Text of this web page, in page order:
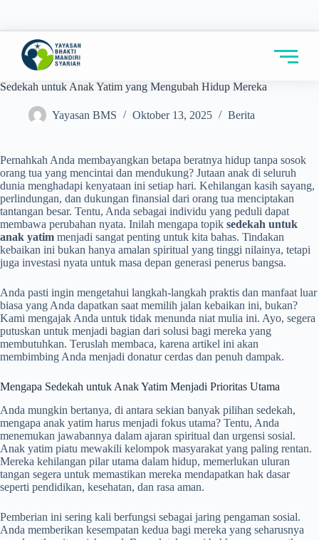
Sedekah untuk Anak Yatim yang Mengubah Hidup Mereka
Yayasan BMS Oktober 13, 2025 Berita
Pernahkah Anda membayangkan betapa beratnya hidup tanpa sosok
orang tua yang mencintai dan mendukung? Jutaan anak di seluruh
dunia menghadapi kenyataan ini setiap hari. Kehilangan kasih sayang,
perlindungan, dan dukungan finansial dari orang tua menciptakan
tantangan besar. Tentu, Anda sebagai individu yang peduli dapat
membawa perubahan nyata. Inilah mengapa topik sedekah untuk
anak yatim menjadi sangat penting untuk kita bahas. Tindakan
kebaikan ini bukan hanya amalan spiritual yang tinggi nilainya, tetapi
juga investasi nyata untuk masa depan generasi penerus bangsa.
Anda pasti ingin mengetahui langkah-langkah praktis dan manfaat luar
biasa yang Anda dapatkan saat memilih jalan kebaikan ini, bukan?
Kami mengajak Anda untuk tidak menunda niat mulia ini. Ayo, segera
putuskan untuk menjadi bagian dari solusi bagi mereka yang
membutuhkan. Teruslah membaca, karena artikel ini akan
membimbing Anda menjadi donatur cerdas dan penuh dampak.
Mengapa Sedekah untuk Anak Yatim Menjadi Prioritas Utama
Anda mungkin bertanya, di antara sekian banyak pilihan sedekah,
mengapa anak yatim harus menjadi fokus utama? Tentu, Anda
menemukan jawabannya dalam ajaran spiritual dan urgensi sosial.
Anak yatim piatu mewakili kelompok masyarakat yang paling rentan.
Mereka kehilangan pilar utama dalam hidup, memerlukan uluran
tangan segera untuk memastikan mereka mendapatkan hak dasar
seperti pendidikan, kesehatan, dan rasa aman.
Pemberian ini sering kali berfungsi sebagai jaring pengaman sosial.
Anda memberikan kesempatan kedua bagi mereka yang seharusnya